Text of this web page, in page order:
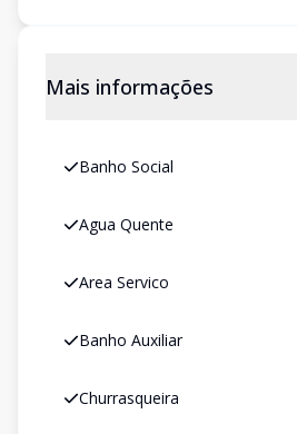
Mais informações
Banho Social
Agua Quente
Area Servico
Banho Auxiliar
Churrasqueira